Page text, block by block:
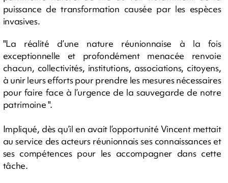
puissance de transformation causée par les espèces
invasives.
"La réalité d’une nature réunionnaise à la fois
exceptionnelle et profondément menacée renvoie
chacun, collectivités, institutions, associations, citoyens,
à unir leurs efforts pour prendre les mesures nécessaires
pour faire face à l’urgence de la sauvegarde de notre
patrimoine ".
Impliqué, dès qu’il en avait l’opportunité Vincent mettait
au service des acteurs réunionnais ses connaissances et
ses compétences pour les accompagner dans cette
tâche.